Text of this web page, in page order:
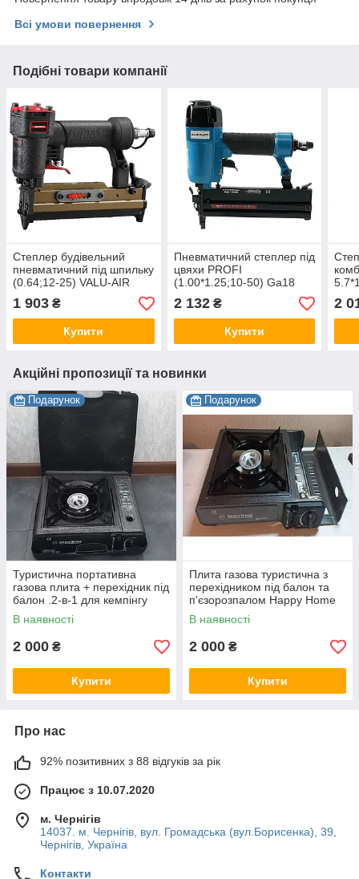
Всі умови повернення
Подібні товари компанії
Степлер будівельний
пневматичний під шпильку
(0.64;12-25) VALU-AIR
1 903 ₴
Купити
Пневматичний степлер під
цвяхи PROFI
(1.00*1.25;10-50) Ga18
AIRKRAFT F50-9040G
2 132₴
Купити
2
Акційні пропозиції та новинки
Подарунок
Туристична портативна
газова плита + перехідник під
балон .2-в-1 для кемпінгу
В наявності
2 000 ₴
Купити
Подарунок
Плита газова туристична з
перехідником під балон та
п'єзорозпалом Happy Home
BDZ-155A
В наявності
2 000 ₴
Купити
Про нас
92% позитивних з 88 відгуків за рік
Працює з 10.07.2020
м. Чернігів
14037. м. Чернігів, вул. Громадська (вул.Борисенка), 39,
Чернігів, Україна
Контакти